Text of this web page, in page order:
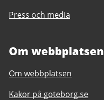
Press och media
Om webbplatsen
Om webbplatsen
Kakor på goteborg.se